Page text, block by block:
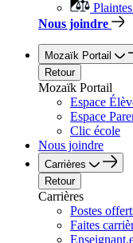
Nous joindre
Mozaïk Portail
Retour
Mozaïk Portail
Espace
Espace
Clic école
Nous joindre
Carrières
Retour
Carrières
Postes
Faites